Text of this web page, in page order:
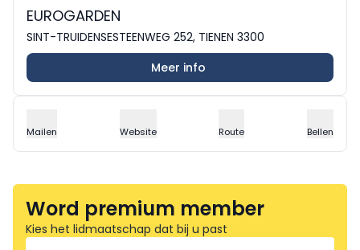
EUROGARDEN
SINT-TRUIDENSESTEENWEG 252, TIENEN 3300
Meer info
Mailen Website Route Bellen
Word premium member
Kies het lidmaatschap dat bij u past